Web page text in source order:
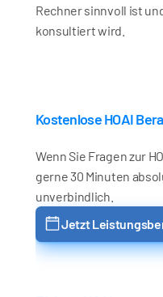
Rechner sinnvoll ist
konsultiert wird.
Kostenlose HOAI
Wenn Sie Fragen zur
gerne 30 Minuten
unverbindlich.
Jetzt